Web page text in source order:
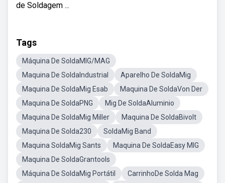
de Soldagem ...
Tags
Máquina De SoldaMIG/MAG
Maquina De SoldaIndustrial
Aparelho De SoldaMig
Maquina De SoldaMig Esab
Maquina De SoldaVon Der
Maquina De SoldaPNG
Mig De SoldaAluminio
Maquina De SoldaMig Miller
Maquina De SoldaBivolt
Maquina De Solda230
SoldaMig Band
Maquina SoldaMig Sants
Maquina De SoldaEasy MIG
Maquina De SoldaGrantools
Máquina De SoldaMig Portátil
CarrinhoDe Solda Mag